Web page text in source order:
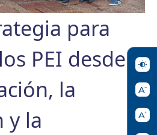
para
PEI desde
la
y la